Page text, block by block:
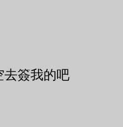
去簽我的吧